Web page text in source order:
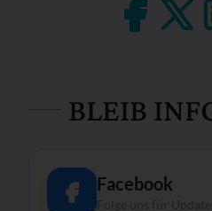
BLEIB
Facebook